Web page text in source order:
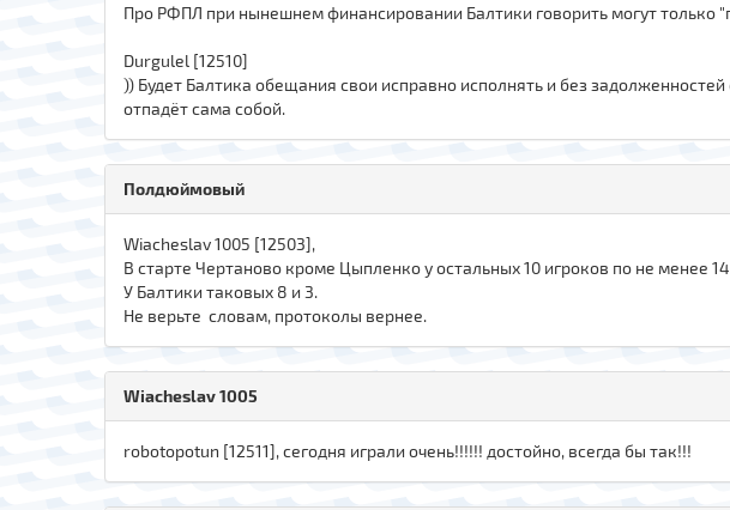
Про РФПЛ при нынешнем финансировании Балтики говорить могут только
Durgulel [12510]
)) Будет Балтика обещания свои исправно исполнять и без
отпадёт сама собой.
Полдюймовый
Wiacheslav 1005 [12503],
В старте Чертаново кроме Цыпленко у остальных 10 игроков по не менее
У Балтики таковых 8 и 3.
Не верьте словам, протоколы вернее.
Wiacheslav 1005
robotopotun [12511], сегодня играли очень!!!!!! достойно, всегда бы так!!!